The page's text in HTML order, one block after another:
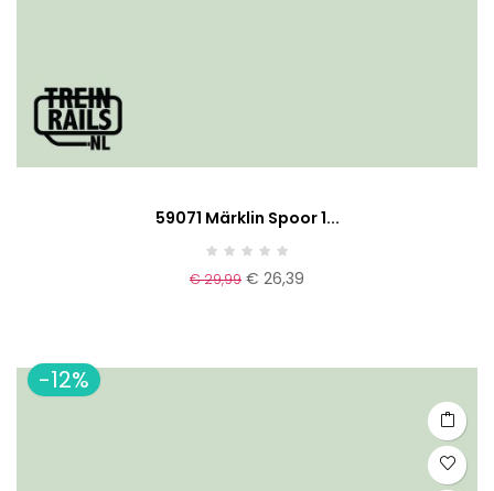
59071 Märklin Spoor 1...
€ 29,99 € 26,39
-12%